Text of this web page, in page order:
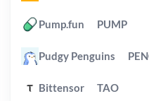
Pump.fun PUMP
Pudgy Penguins
Bittensor TAO